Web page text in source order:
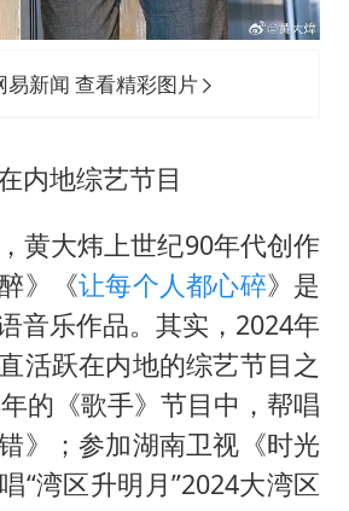
易新闻 查看精彩图片
内地综艺节目
黄大炜上世纪90年代创作
》《让每个人都心碎》是
音乐作品。其实，2024年
活跃在内地的综艺节目之
的《歌手》节目中，帮唱
》；参加湖南卫视《时光
“湾区升明月”2024大湾区